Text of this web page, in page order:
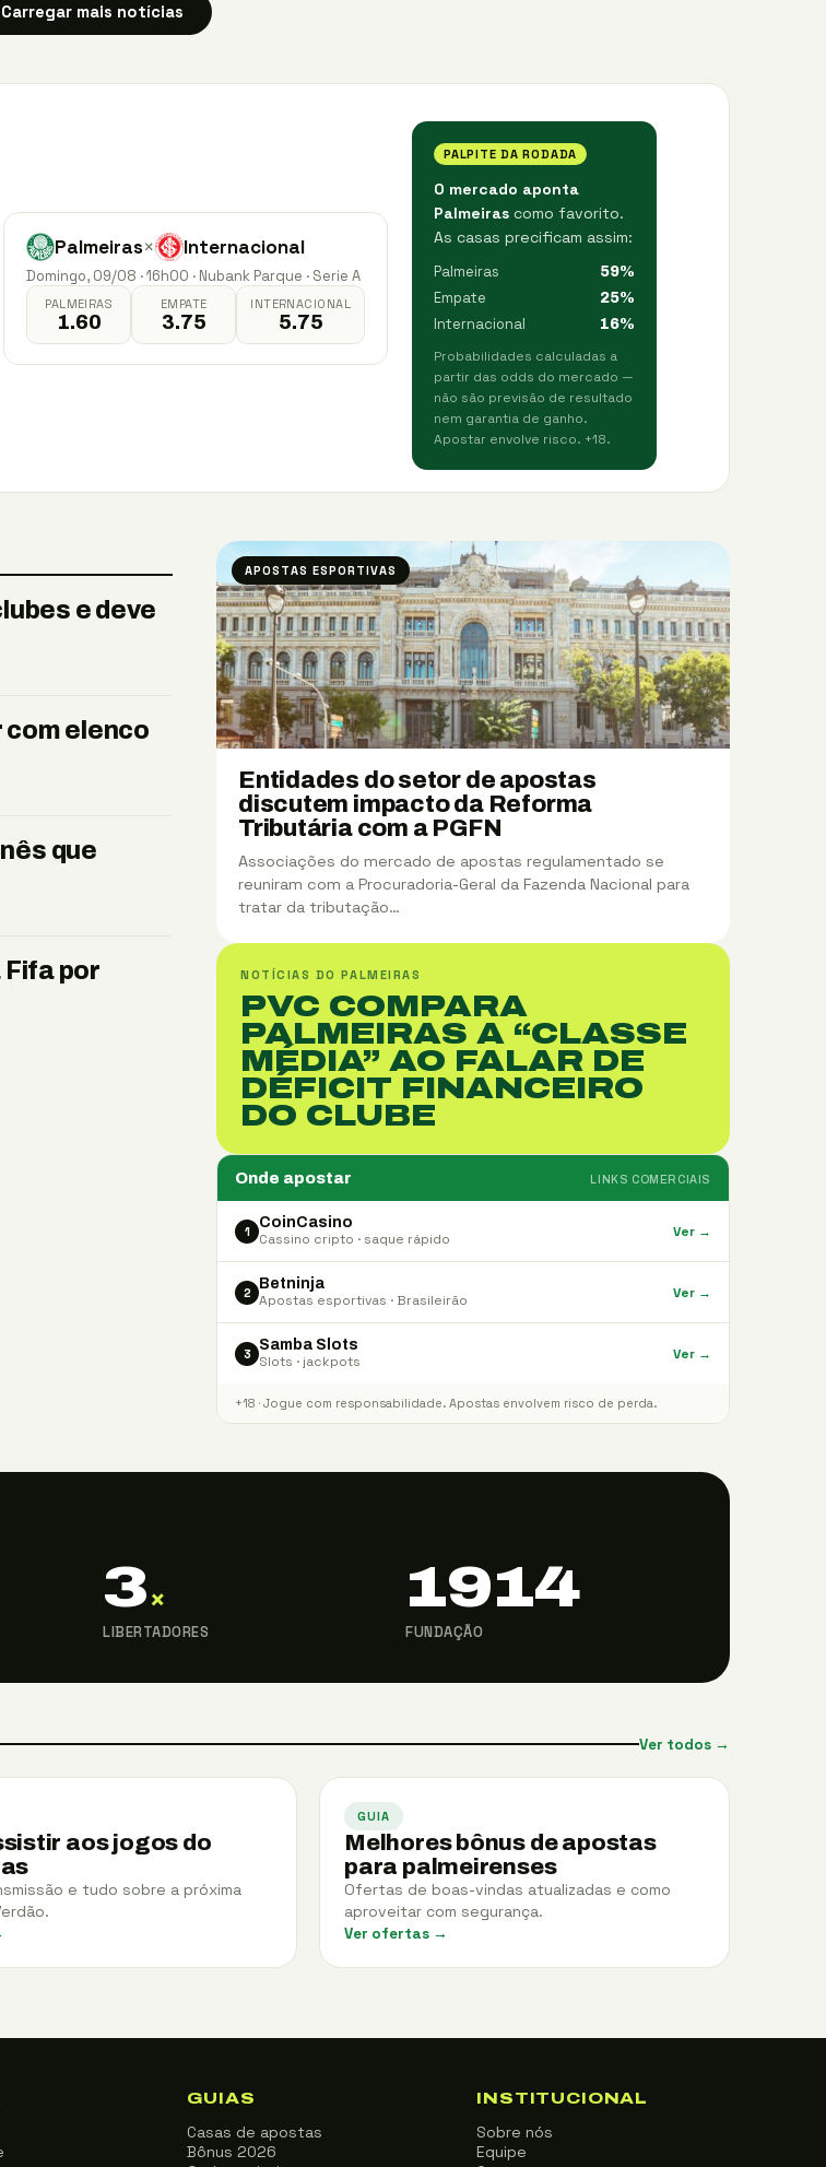
Carregar mais notícias
Palmeiras× Internacional
Domingo, 09/08 · 16h00 · Nubank Parque · Serie A
PALMEIRAS
1.60
EMPATE
3.75
INTERNACIONAL
5.75
PALPITE DA RODADA
O mercado aponta
Palmeiras como favorito.
As casas precificam assim:
Palmeiras 59%
Empate 25%
Internacional 16%
Probabilidades calculadas a
partir das odds do mercado —
não são previsão de resultado
nem garantia de ganho.
Apostar envolve risco. +18.
e deve
com elenco
que
Fifa por
APOSTAS ESPORTIVAS
Entidades do setor de apostas
discutem impacto da Reforma
Tributária com a PGFN
Associações do mercado de apostas regulamentado se
reuniram com a Procuradoria-Geral da Fazenda Nacional para
tratar da tributação…
NOTÍCIAS DO PALMEIRAS
PVC COMPARA
PALMEIRAS A “CLASSE
MÉDIA” AO FALAR DE
DÉFICIT FINANCEIRO
DO CLUBE
Onde apostar LINKS COMERCIAIS
1
CoinCasino
Cassino cripto · saque rápido Ver →
2
Betninja
Apostas esportivas · Brasileirão Ver →
3
Samba Slots
Slots · jackpots Ver →
+18 · Jogue com responsabilidade. Apostas envolvem risco de perda.
3 ×
LIBERTADORES
1914
FUNDAÇÃO
Ver todos →
aos jogos do
e tudo sobre a próxima
GUIA
Melhores bônus de apostas
para palmeirenses
Ofertas de boas-vindas atualizadas e como
aproveitar com segurança.
Ver ofertas →
GUIAS
Casas de apostas
Bônus 2026
INSTITUCIONAL
Sobre nós
Equipe